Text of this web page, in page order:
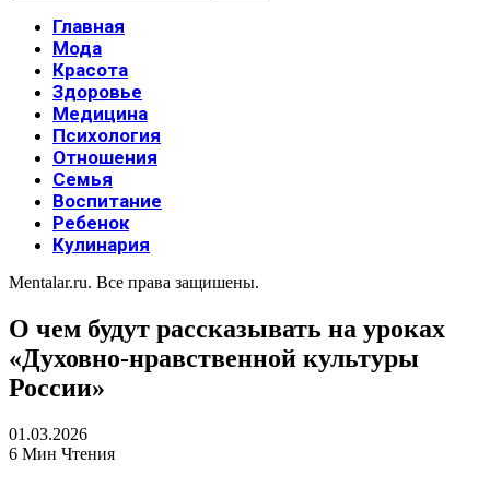
Главная
Мода
Красота
Здоровье
Медицина
Психология
Отношения
Семья
Воспитание
Ребенок
Кулинария
Mentalar.ru. Все права защишены.
О чем будут рассказывать на уроках
«Духовно-нравственной культуры
России»
01.03.2026
6 Мин Чтения